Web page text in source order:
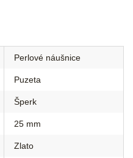
Perlové náušnice
Puzeta
Šperk
25 mm
Zlato